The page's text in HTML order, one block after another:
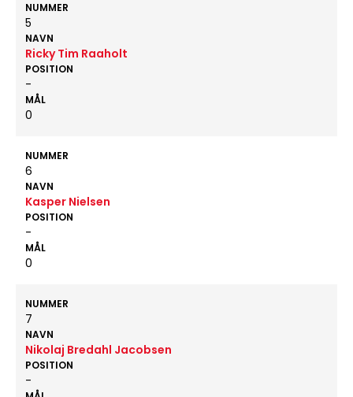
NUMMER
5
NAVN
Ricky Tim Raaholt
POSITION
-
MÅL
0
NUMMER
6
NAVN
Kasper Nielsen
POSITION
-
MÅL
0
NUMMER
7
NAVN
Nikolaj Bredahl Jacobsen
POSITION
-